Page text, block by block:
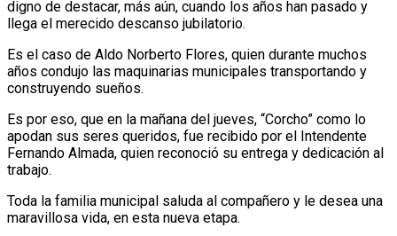
digno de destacar, más aún, cuando los años han pasado y
llega el merecido descanso jubilatorio.
Es el caso de Aldo Norberto Flores, quien durante muchos
años condujo las maquinarias municipales transportando y
construyendo sueños.
Es por eso, que en la mañana del jueves, “Corcho” como lo
apodan sus seres queridos, fue recibido por el Intendente
Fernando Almada, quien reconoció su entrega y dedicación al
trabajo.
Toda la familia municipal saluda al compañero y le desea una
maravillosa vida, en esta nueva etapa.